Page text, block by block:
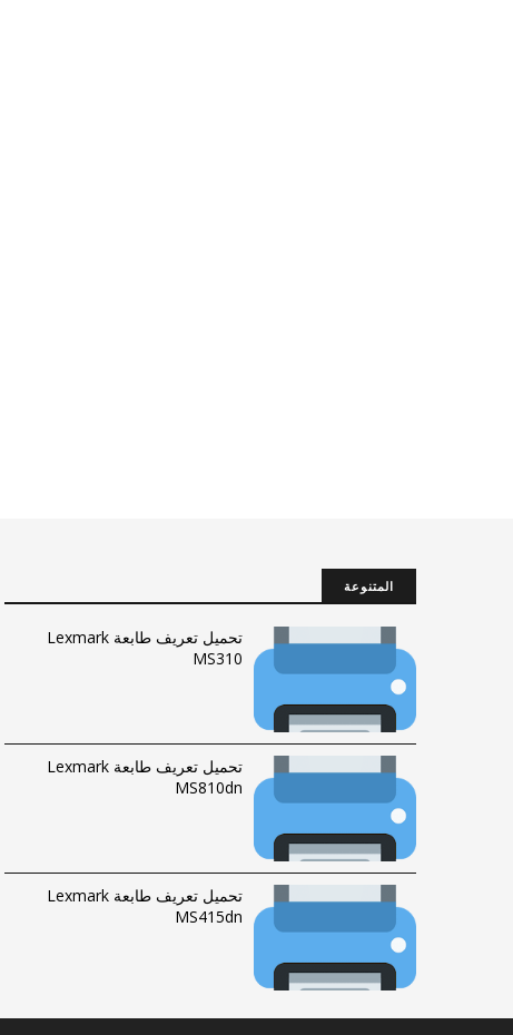
المتنوعة
تحميل تعريف طابعة Lexmark
MS310
تحميل تعريف طابعة Lexmark
MS810dn
تحميل تعريف طابعة Lexmark
MS415dn